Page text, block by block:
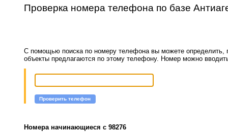
Проверка номера телефона по базе
С помощью поиска по номеру телефона вы можете определить,
объекты предлагаются по этому телефону. Номер можно
Проверить телефон
Номера начинающиеся с 98276